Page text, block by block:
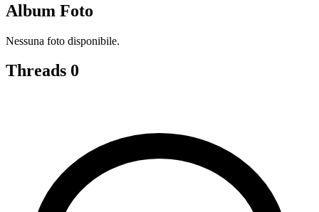
Album Foto
Nessuna foto disponibile.
Threads 0